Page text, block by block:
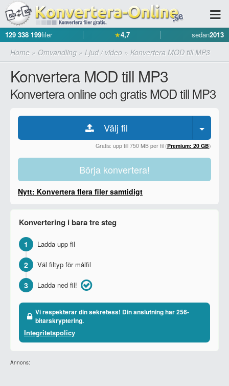
129 338 199filer ★4,7 sedan2013
Home » Omvandling » Ljud / video » Konvertera MOD till MP3
Konvertera MOD till MP3
Konvertera online och gratis MOD till MP3
Välj fil
Gratis: upp till 750 MB per fil (Premium: 20 GB)
Börja konvertera!
Nytt: Konvertera flera filer samtidigt
Konvertering i bara tre steg
1 Ladda upp fil
2 Väl filtyp för målfil
3 Ladda ned fil!
Vi respekterar din sekretess! Din anslutning har 256-
bitarskryptering.
Integritetspolicy
Annons: